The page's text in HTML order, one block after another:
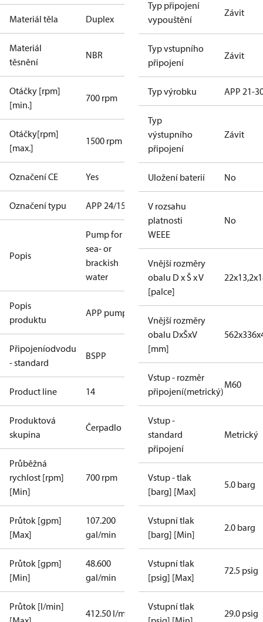
Materiál těla Duplex
Materiál
těsnění
NBR
Otáčky [rpm]
[min.]
700 rpm
Otáčky[rpm]
[max.]
1500 rpm
Označení CE Yes
Označení typu APP 24/1500
Popis
Pump for
sea- or
brackish
water
Popis
produktu
APP pumps
Připojeníodvodu
- standard
BSPP
Product line 14
Produktová
skupina
Čerpadlo
Průběžná
rychlost [rpm]
[Min]
700 rpm
Průtok [gpm]
[Max]
107.200
gal/min
Průtok [gpm]
[Min]
48.600
gal/min
Průtok [l/min]
412.50 l/min
Typ připojení
vypouštění
Závit
Typ vstupního
připojení
Závit
Typ výrobku APP 21-
Typ
výstupního
připojení
Závit
Uložení baterií No
V rozsahu
platnosti
WEEE
No
Vnější rozměry
obalu D x Š x V
[palce]
Vnější rozměry
obalu DxŠxV
[mm]
Vstup - rozměr
připojení(metrický)
M60
Vstup -
standard
připojení
Metrický
Vstup - tlak
[barg] [Max]
5.0 barg
Vstupní tlak
[barg] [Min]
2.0 barg
Vstupní tlak
[psig] [Max]
72.5 psig
Vstupní tlak
29.0 psig